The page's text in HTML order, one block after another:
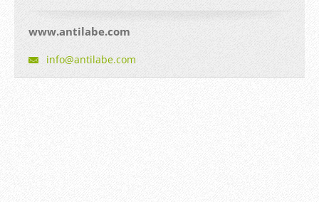
www.antilabe.com
info@antilabe.com